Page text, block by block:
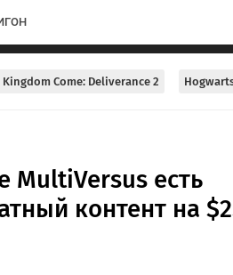
Kingdom Come: Deliverance 2
MultiVersus есть
контент на